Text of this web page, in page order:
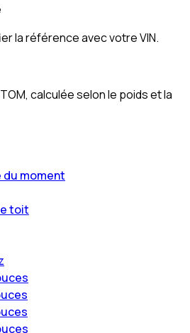
la référence avec votre VIN.
calculée selon le poids et la
du moment
toit